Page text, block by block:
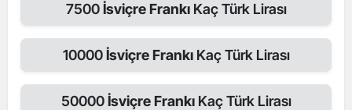
7500İsviçre FrankıKaç Türk Lirası
10000İsviçre FrankıKaç Türk Lirası
50000İsviçre FrankıKaç Türk Lirası